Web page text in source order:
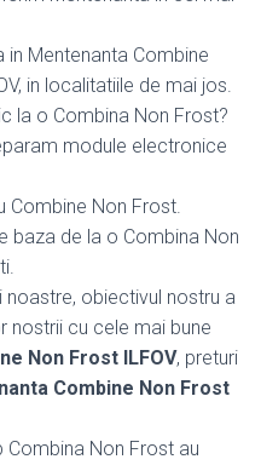
Mentenanta Combine
in localitatiile de mai jos.
la o Combina Non Frost?
module electronice
Combine Non Frost.
baza de la o Combina Non
obiectivul nostru a
nostrii cu cele mai bune
Non Frost ILFOV, preturi
Combine Non Frost
Non Frost au